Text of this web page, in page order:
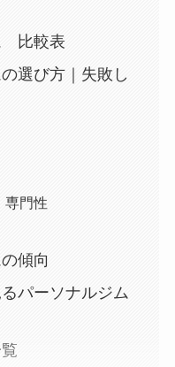
比較表
選び方｜失敗し
門性
傾向
パーソナルジム